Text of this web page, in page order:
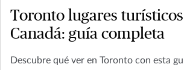
Toronto lugares
Canadá: guía completa
Descubre qué ver en Toronto con esta